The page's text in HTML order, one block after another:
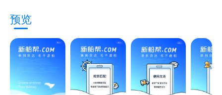
预览